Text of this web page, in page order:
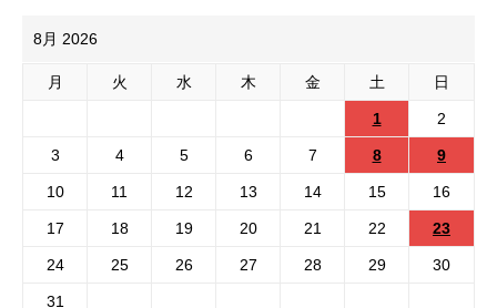
8月 2026
月 火 水 木 金 土 日
1 2
3 4 5 6 7 8 9
10 11 12 13 14 15 16
17 18 19 20 21 22 23
24 25 26 27 28 29 30
31